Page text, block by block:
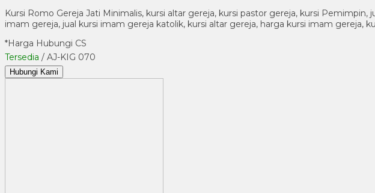
Kursi Romo Gereja Jati Minimalis, kursi altar gereja, kursi pastor gereja, kursi
imam gereja, jual kursi imam gereja katolik, kursi altar gereja, harga kursi imam gereja,
*Harga Hubungi CS
Tersedia / AJ-KIG 070
Hubungi Kami